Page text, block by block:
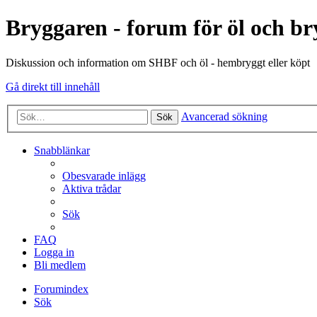
Bryggaren - forum för öl och
Diskussion och information om SHBF och öl - hembryggt eller köpt
Gå direkt till innehåll
Sök Avancerad sökning
Snabblänkar
Obesvarade inlägg
Aktiva trådar
Sök
FAQ
Logga in
Bli medlem
Forumindex
Sök